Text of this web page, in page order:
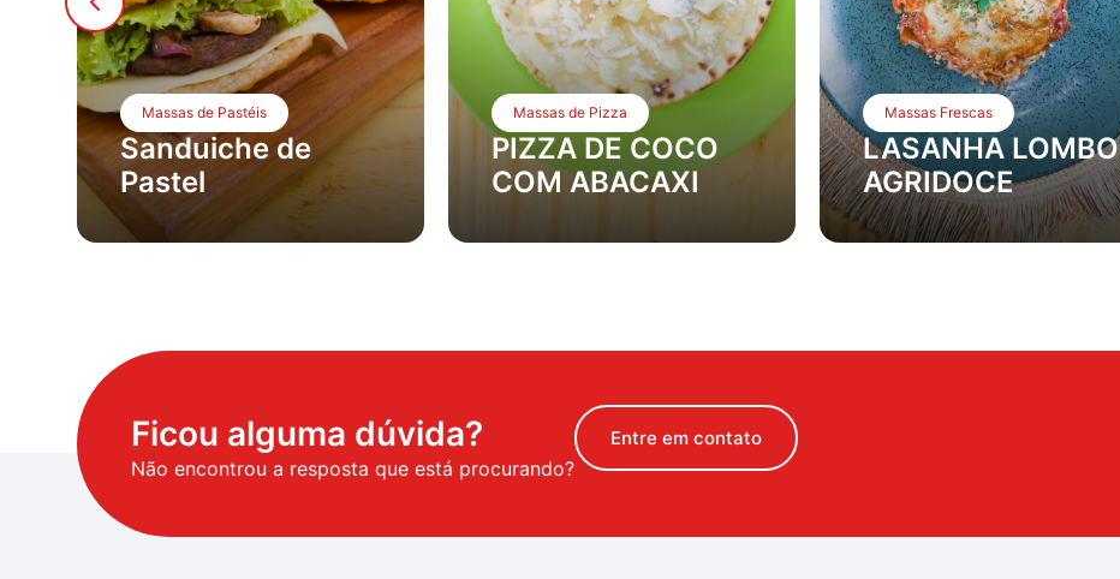
Massas de Pastéis
Sanduiche de
Pastel
Massas de Pizza
PIZZA DE COCO
COM ABACAXI
Massas Frescas
LASANHA LOMBO
AGRIDOCE
Ficou alguma dúvida?
Não encontrou a resposta que está procurando?
Entre em contato